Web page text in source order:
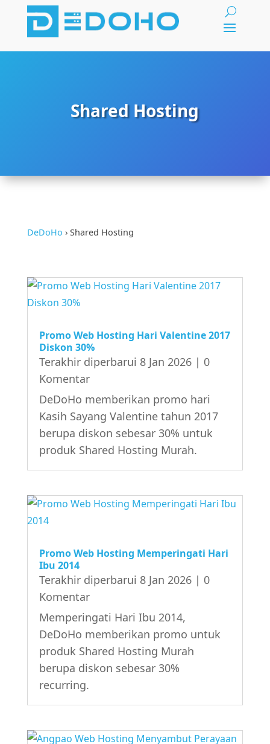
Shared Hosting
DeDoHo › Shared Hosting
Promo Web Hosting Hari Valentine 2017
Diskon 30%
Terakhir diperbarui 8 Jan 2026| 0
Komentar
DeDoHo memberikan promo hari
Kasih Sayang Valentine tahun 2017
berupa diskon sebesar 30% untuk
produk Shared Hosting Murah.
Promo Web Hosting Memperingati Hari
Ibu 2014
Terakhir diperbarui 8 Jan 2026| 0
Komentar
Memperingati Hari Ibu 2014,
DeDoHo memberikan promo untuk
produk Shared Hosting Murah
berupa diskon sebesar 30%
recurring.